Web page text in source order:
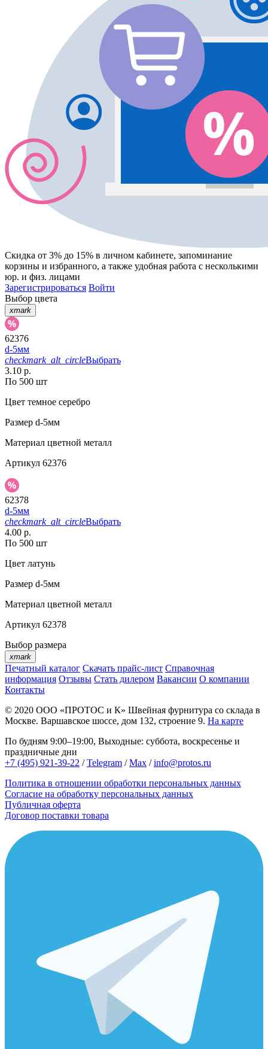
Скидка от 3% до 15% в личном кабинете, запоминание
корзины и избранного, а также удобная работа с несколькими
юр. и физ. лицами
Зарегистрироваться Войти
Выбор цвета
xmark
62376
d-5мм
checkmark_alt_circleВыбрать
3.10 р.
По 500 шт
Цвет темное серебро
Размер d-5мм
Материал цветной металл
Артикул 62376
62378
d-5мм
checkmark_alt_circleВыбрать
4.00 р.
По 500 шт
Цвет латунь
Размер d-5мм
Материал цветной металл
Артикул 62378
Выбор размера
xmark
Печатный каталог Скачать прайс-лист Справочная
информация Отзывы Стать дилером Вакансии О компании
Контакты
© 2020 ООО «ПРОТОС и К» Швейная фурнитура со склада в
Москве. Варшавское шоссе, дом 132, строение 9. На карте
По будням 9:00–19:00, Выходные: суббота, воскресенье и
праздничные дни
+7 (495) 921-39-22 /Telegram /Max /info@protos.ru
Политика в отношении обработки персональных данных
Согласие на обработку персональных данных
Публичная оферта
Договор поставки товара